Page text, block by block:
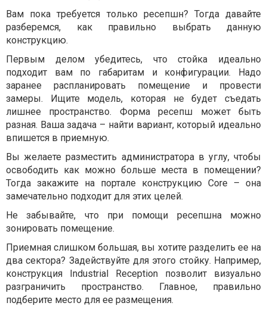
Вам пока требуется только ресепшн? Тогда давайте
разберемся, как правильно выбрать данную
конструкцию.
Первым делом убедитесь, что стойка идеально
подходит вам по габаритам и конфигурации. Надо
заранее распланировать помещение и провести
замеры. Ищите модель, которая не будет съедать
лишнее пространство. Форма ресепш может быть
разная. Ваша задача – найти вариант, который идеально
впишется в приемную.
Вы желаете разместить администратора в углу, чтобы
освободить как можно больше места в помещении?
Тогда закажите на портале конструкцию Core – она
замечательно подходит для этих целей.
Не забывайте, что при помощи ресепшна можно
зонировать помещение.
Приемная слишком большая, вы хотите разделить ее на
два сектора? Задействуйте для этого стойку. Например,
конструкция Industrial Reception позволит визуально
разграничить пространство. Главное, правильно
подберите место для ее размещения.